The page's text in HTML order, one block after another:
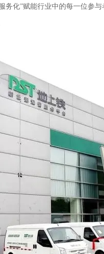
务化”赋能行业中的每一位参